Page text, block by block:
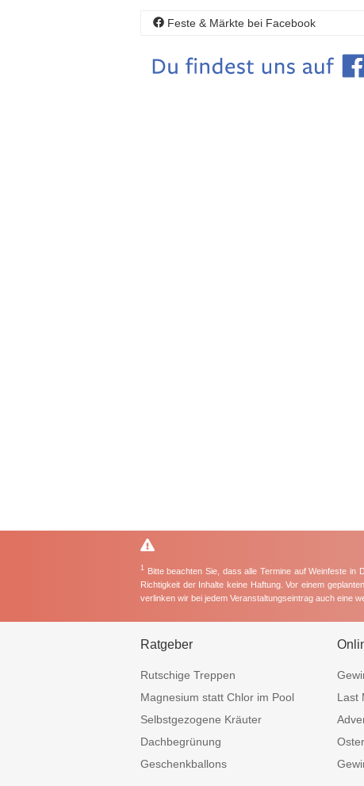
Feste & Märkte bei Facebook
1 Bitte beachten Sie, dass alle Termine auf Weinfeste
Richtigkeit der Inhalte keine Haftung. Vor einem
verlinken wir bei jedem Veranstaltungseintrag auch eine
Ratgeber
Rutschige Treppen
Magnesium statt Chlor im Pool
Selbstgezogene Kräuter
Dachbegrünung
Geschenkballons
Last